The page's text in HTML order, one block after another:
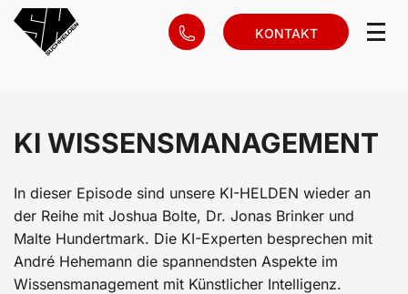
KONTAKT
KI WISSENSMANAGEMENT
In dieser Episode sind unsere KI-HELDEN wieder an
der Reihe mit Joshua Bolte, Dr. Jonas Brinker und
Malte Hundertmark. Die KI-Experten besprechen mit
André Hehemann die spannendsten Aspekte im
Wissensmanagement mit Künstlicher Intelligenz.